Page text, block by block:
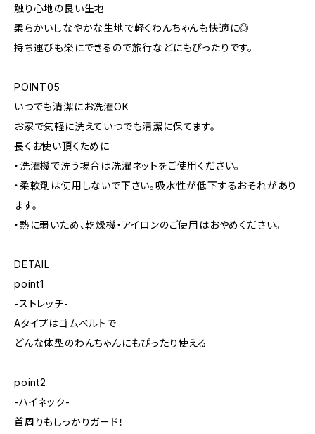
触り心地の良い生地
柔らかいしなやかな生地で軽くわんちゃんも快適に◎
持ち運びも楽にできるので旅行などにもぴったりです。
POINT05
いつでも清潔にお洗濯OK
お家で気軽に洗えていつでも清潔に保てます。
長くお使い頂くために
・洗濯機で洗う場合は洗濯ネットをご使用ください。
・柔軟剤は使用しないで下さい。吸水性が低下するおそれがあり
ます。
・熱に弱いため、乾燥機・アイロンのご使用はおやめください。
DETAIL
point1
-ストレッチ-
Aタイプはゴムベルトで
どんな体型のわんちゃんにもぴったり使える
point2
-ハイネック-
首周りもしっかりガード！